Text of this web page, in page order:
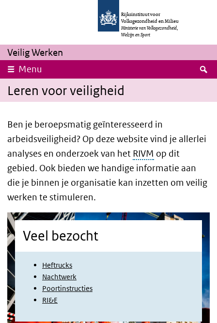
Overslaan en naar de inhoud gaan
Rijksinstituut voor
Volksgezondheid en Milieu
Ministerie van Volksgezondheid,
Welzijn en Sport
Veilig Werken
Menu
Leren voor veiligheid
Ben je beroepsmatig geïnteresseerd in
arbeidsveiligheid? Op deze website vind je allerlei
analyses en onderzoek van het RIVM op dit
gebied. Ook bieden we handige informatie aan
die je binnen je organisatie kan inzetten om veilig
werken te stimuleren.
Veel bezocht
Heftrucks
Nachtwerk
Poortinstructies
RI&E